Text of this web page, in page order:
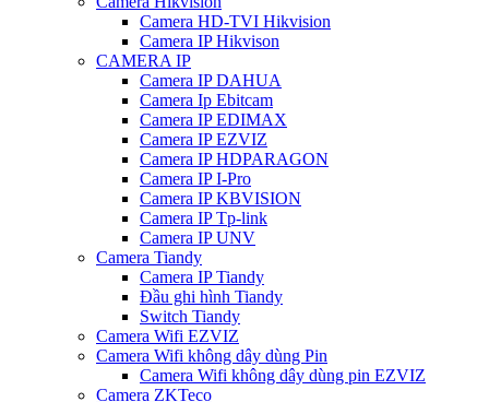
Camera HD-TVI Hikvision
Camera IP Hikvison
CAMERA IP
Camera IP DAHUA
Camera Ip Ebitcam
Camera IP EDIMAX
Camera IP EZVIZ
Camera IP HDPARAGON
Camera IP I-Pro
Camera IP KBVISION
Camera IP Tp-link
Camera IP UNV
Camera Tiandy
Camera IP Tiandy
Đầu ghi hình Tiandy
Switch Tiandy
Camera Wifi EZVIZ
Camera Wifi không dây dùng Pin
Camera Wifi không dây dùng pin EZVIZ
Camera ZKTeco